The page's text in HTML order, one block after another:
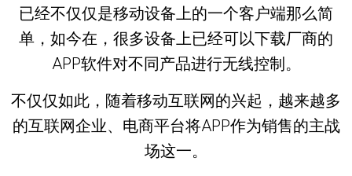
已经不仅仅是移动设备上的一个客户端那么简
单，如今在，很多设备上已经可以下载厂商的
APP软件对不同产品进行无线控制。
不仅仅如此，随着移动互联网的兴起，越来越多
的互联网企业、电商平台将APP作为销售的主战
场这一。